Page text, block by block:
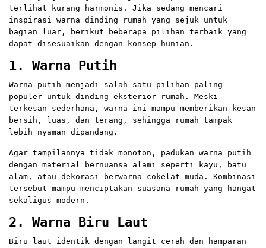
terlihat kurang harmonis. Jika sedang mencari
inspirasi warna dinding rumah yang sejuk untuk
bagian luar, berikut beberapa pilihan terbaik yang
dapat disesuaikan dengan konsep hunian.
1. Warna Putih
Warna putih menjadi salah satu pilihan paling
populer untuk dinding eksterior rumah. Meski
terkesan sederhana, warna ini mampu memberikan kesan
bersih, luas, dan terang, sehingga rumah tampak
lebih nyaman dipandang.
Agar tampilannya tidak monoton, padukan warna putih
dengan material bernuansa alami seperti kayu, batu
alam, atau dekorasi berwarna cokelat muda. Kombinasi
tersebut mampu menciptakan suasana rumah yang hangat
sekaligus modern.
2. Warna Biru Laut
Biru laut identik dengan langit cerah dan hamparan